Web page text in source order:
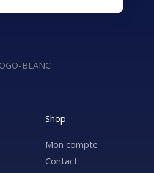
Shop
Mon compte
Contact